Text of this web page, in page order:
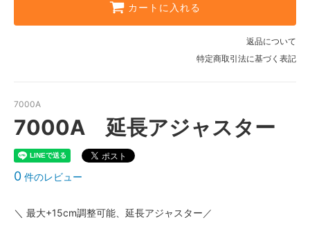
カートに入れる
返品について
特定商取引法に基づく表記
7000A
7000A 延長アジャスター
0 件のレビュー
＼ 最大+15cm調整可能、延長アジャスター／